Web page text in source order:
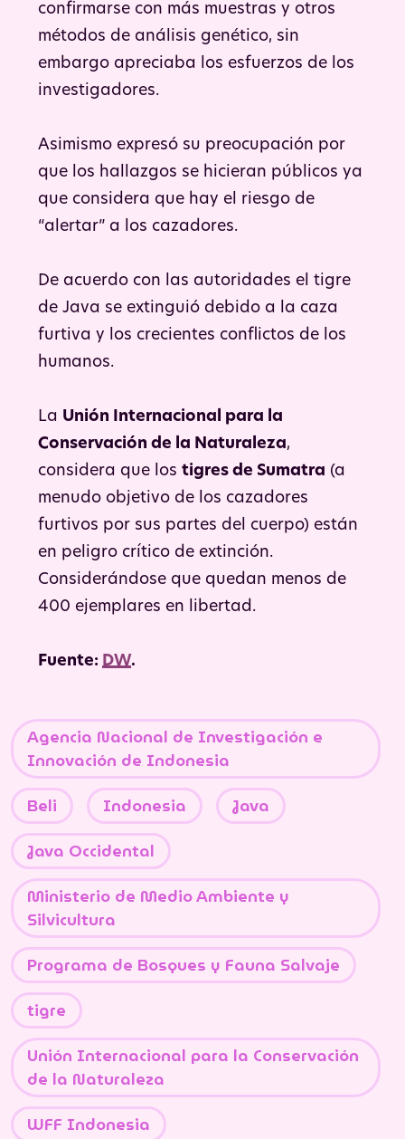
confirmarse con más muestras y otros
métodos de análisis genético, sin
embargo apreciaba los esfuerzos de los
investigadores.
Asimismo expresó su preocupación por
que los hallazgos se hicieran públicos ya
que considera que hay el riesgo de
“alertar” a los cazadores.
De acuerdo con las autoridades el tigre
de Java se extinguió debido a la caza
furtiva y los crecientes conflictos de los
humanos.
La Unión Internacional para la
Conservación de la Naturaleza,
considera que los tigres de Sumatra (a
menudo objetivo de los cazadores
furtivos por sus partes del cuerpo) están
en peligro crítico de extinción.
Considerándose que quedan menos de
400 ejemplares en libertad.
Fuente: DW.
Agencia Nacional de Investigación e
Innovación de Indonesia
Beli
Indonesia
Java
Java Occidental
Ministerio de Medio Ambiente y
Silvicultura
Programa de Bosques y Fauna Salvaje
tigre
Unión Internacional para la Conservación
de la Naturaleza
WFF Indonesia